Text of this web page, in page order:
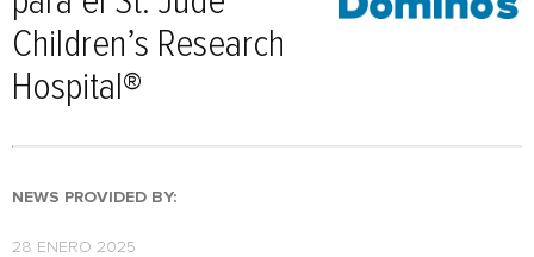
Children’s Research
Hospital®
NEWS PROVIDED BY:
28 ENERO 2025